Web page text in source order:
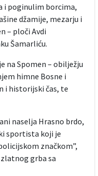
i poginulim borcima,
džamije, mezarju i
– ploči Avdi
Šamarliću.
na Spomen – obilježju
himne Bosne i
i historijski čas, te
naselja Hrasno brdo,
sportista koji je
značkom”,
grba sa